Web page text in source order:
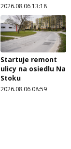
2026.08.06 13:18
Startuje remont
ulicy na osiedlu Na
Stoku
2026.08.06 08:59